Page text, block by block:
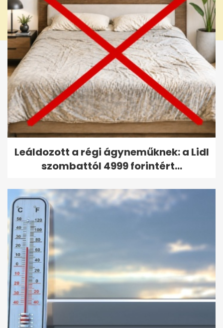
Leáldozott a régi ágyneműknek: a Lidl
szombattól 4999 forintért...